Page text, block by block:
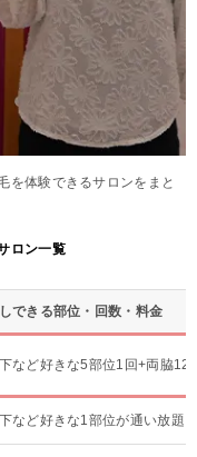
を体験できるサロンをまと
ロン一覧
できる部位・回数・料金
など好きな5部位1回+両脇12
など好きな1部位が通い放題